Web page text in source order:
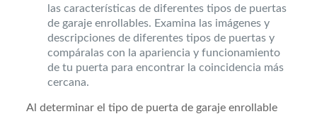
las características de diferentes tipos de puertas
de garaje enrollables. Examina las imágenes y
descripciones de diferentes tipos de puertas y
compáralas con la apariencia y funcionamiento
de tu puerta para encontrar la coincidencia más
cercana.
Al determinar el tipo de puerta de garaje enrollable